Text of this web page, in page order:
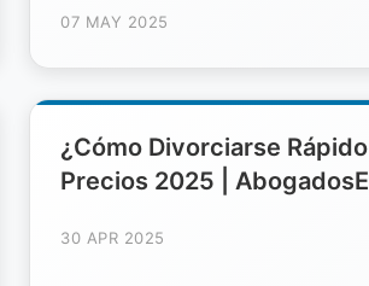
07 MAY 2025
¿Cómo Divorciarse
Precios 2025 |
30 APR 2025